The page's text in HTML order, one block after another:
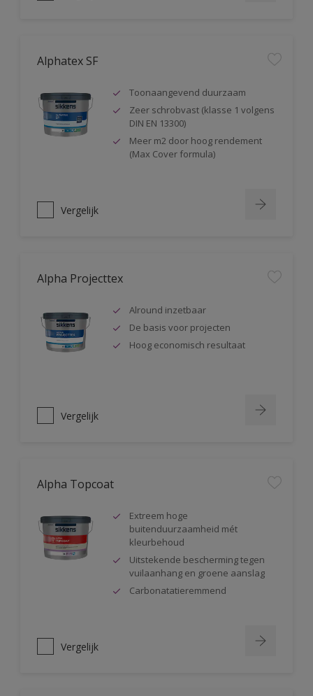
Alphatex SF
Toonaangevend duurzaam
Zeer schrobvast (klasse 1 volgens
DIN EN 13300)
Meer m2 door hoog rendement
(Max Cover formula)
Vergelijk
Alpha Projecttex
Alround inzetbaar
De basis voor projecten
Hoog economisch resultaat
Vergelijk
Alpha Topcoat
Extreem hoge
buitenduurzaamheid mét
kleurbehoud
Uitstekende bescherming tegen
vuilaanhang en groene aanslag
Carbonatatieremmend
Vergelijk